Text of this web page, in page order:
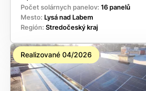
Počet solárnych panelov: 16 panelů
Mesto: Lysá nad Labem
Región: Stredočeský kraj
Realizované 04/2026